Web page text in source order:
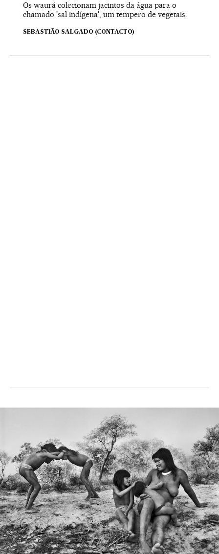
Os waurá colecionam jacintos da água para o
chamado 'sal indígena', um tempero de vegetais.
SEBASTIÃO SALGADO (CONTACTO)